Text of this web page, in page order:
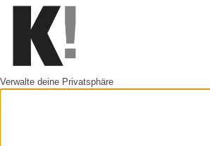
Verwalte deine Privatsphäre